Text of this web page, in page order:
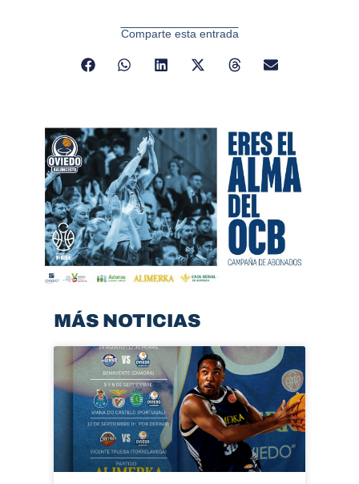
Comparte esta entrada
MÁS NOTICIAS